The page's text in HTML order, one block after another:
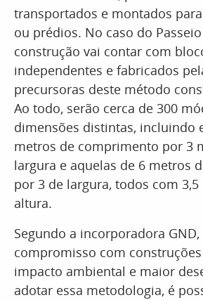
transportados e montados
ou prédios. No caso do
construção vai contar com
independentes e fabricados
precursoras deste método
Ao todo, serão cerca de 300
dimensões distintas, incluindo
metros de comprimento por 3
largura e aquelas de 6 metros
por 3 de largura, todos com
altura.
Segundo a incorporadora
compromisso com
impacto ambiental e maior
adotar essa metodologia, é